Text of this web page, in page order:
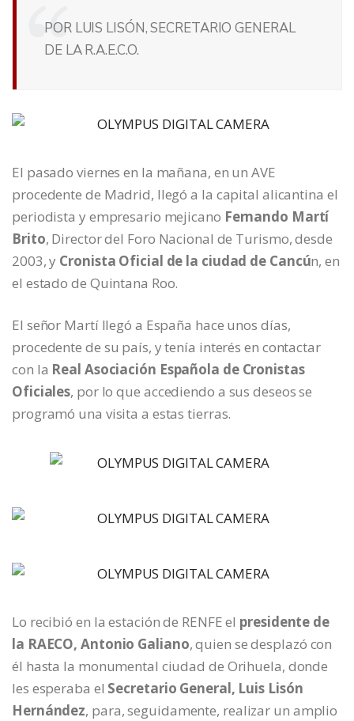
POR LUIS LISÓN, SECRETARIO GENERAL
DE LA R.A.E.C.O.
El pasado viernes en la mañana, en un AVE
procedente de Madrid, llegó a la capital alicantina el
periodista y empresario mejicano Fernando Martí
Brito, Director del Foro Nacional de Turismo, desde
2003, y Cronista Oficial de la ciudad de Cancún, en
el estado de Quintana Roo.
El señor Martí llegó a España hace unos días,
procedente de su país, y tenía interés en contactar
con la Real Asociación Española de Cronistas
Oficiales, por lo que accediendo a sus deseos se
programó una visita a estas tierras.
Lo recibió en la estación de RENFE el presidente de
la RAECO, Antonio Galiano, quien se desplazó con
él hasta la monumental ciudad de Orihuela, donde
les esperaba el Secretario General, Luis Lisón
Hernández, para, seguidamente, realizar un amplio